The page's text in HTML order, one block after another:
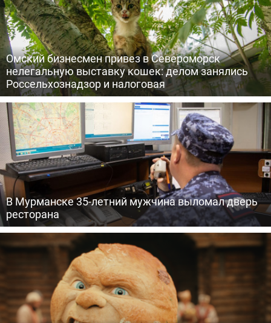
Омский бизнесмен привез в Североморск
нелегальную выставку кошек: делом занялись
Россельхознадзор и налоговая
В Мурманске 35-летний мужчина выломал дверь
ресторана